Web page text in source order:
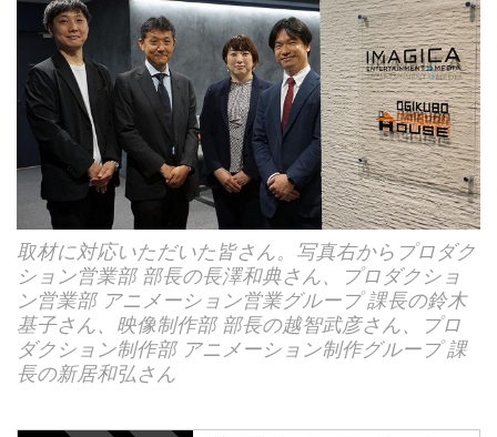
取材に対応いただいた皆さん。写真右からプロダク
ション営業部 部長の長澤和典さん、プロダクショ
ン営業部 アニメーション営業グループ 課長の鈴木
基子さん、映像制作部 部長の越智武彦さん、プロ
ダクション制作部 アニメーション制作グループ 課
長の新居和弘さん